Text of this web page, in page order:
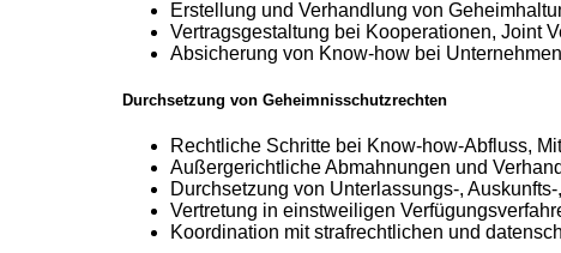
Erstellung und Verhandlung von
Vertragsgestaltung bei Kooperationen, Joint
Absicherung von Know-how bei
Durchsetzung von Geheimnisschutzrechten
Rechtliche Schritte bei Know-how-Abfluss,
Außergerichtliche Abmahnungen und
Durchsetzung von Unterlassungs-,
Vertretung in einstweiligen
Koordination mit strafrechtlichen und